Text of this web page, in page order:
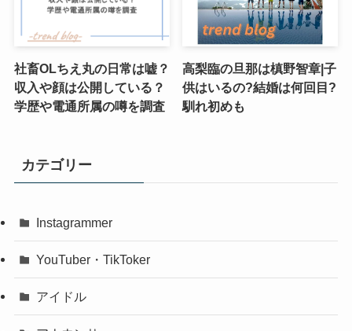
社畜OLちえ丸の日常は嘘？
収入や顔は公開している？
学歴や電通所属の噂を調査
高梨臨の旦那は槙野智章|子
供はいるの?結婚は何回目?
馴れ初めも
カテゴリー
Instagrammer
YouTuber・TikToker
アイドル